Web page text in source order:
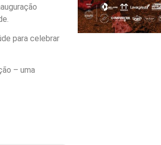
para celebrar
– uma